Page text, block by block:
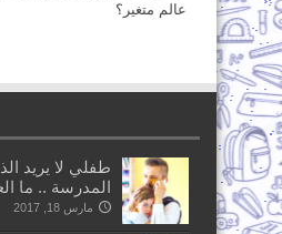
عالم متغير؟
طفلي لا يريد
المدرسة .. ما
مارس 18, 2017